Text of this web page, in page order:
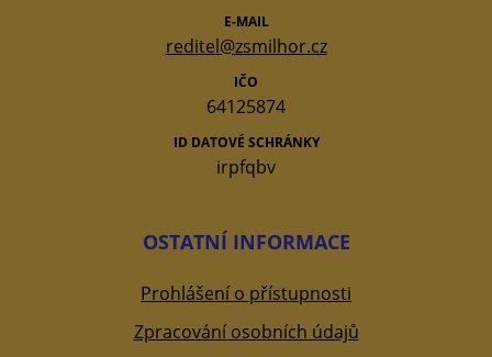
E-MAIL
reditel@zsmilhor.cz
IČO
64125874
ID DATOVÉ SCHRÁNKY
irpfqbv
OSTATNÍ INFORMACE
Prohlášení o přístupnosti
Zpracování osobních údajů